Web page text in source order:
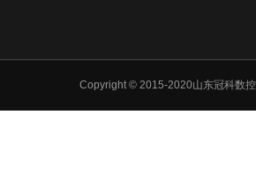
Copyright © 2015-2020山东冠科数